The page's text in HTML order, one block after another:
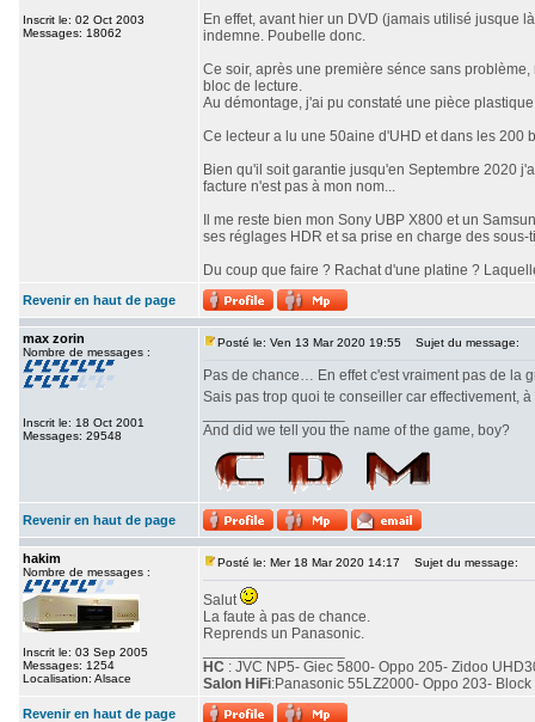
Inscrit le: 02 Oct 2003
Messages: 18062
En effet, avant hier un DVD (jamais utilisé jusque
indemne. Poubelle donc.
Ce soir, après une première sénce sans
bloc de lecture.
Au démontage, j'ai pu constaté une pièce
Ce lecteur a lu une 50aine d'UHD et dans les 200
Bien qu'il soit garantie jusqu'en Septembre 2020
facture n'est pas à mon nom...
Il me reste bien mon Sony UBP X800 et un
ses réglages HDR et sa prise en charge des sous-
Du coup que faire ? Rachat d'une platine ?
Revenir en haut de page
max zorin
Nombre de messages :
Inscrit le: 18 Oct 2001
Messages: 29548
Posté le: Ven 13 Mar 2020 19:55 Sujet du message:
Pas de chance… En effet c'est vraiment pas de la
Sais pas trop quoi te conseiller car effectivement,
And did we tell you the name of the game, boy?
Revenir en haut de page
hakim
Nombre de messages :
Inscrit le: 03 Sep 2005
Messages: 1254
Localisation: Alsace
Posté le: Mer 18 Mar 2020 14:17 Sujet du message:
Salut
La faute à pas de chance.
Reprends un Panasonic.
HC : JVC NP5- Giec 5800- Oppo 205- Zidoo
Salon HiFi:Panasonic 55LZ2000- Oppo 203-
Revenir en haut de page